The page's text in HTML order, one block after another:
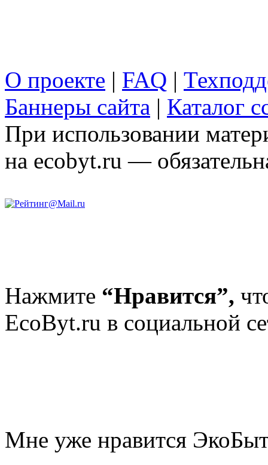
О проекте | FAQ |
Баннеры сайта | Каталог
При использовании
на ecobyt.ru —
Нажмите “Нравится”,
EcoByt.ru в социальной
Мне уже нравится